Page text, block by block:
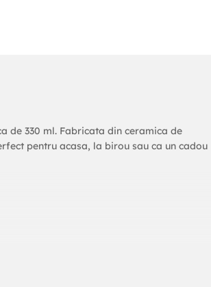
de 330 ml. Fabricata din ceramica de
pentru acasa, la birou sau ca un cadou
preferata. Se poate personaliza cu